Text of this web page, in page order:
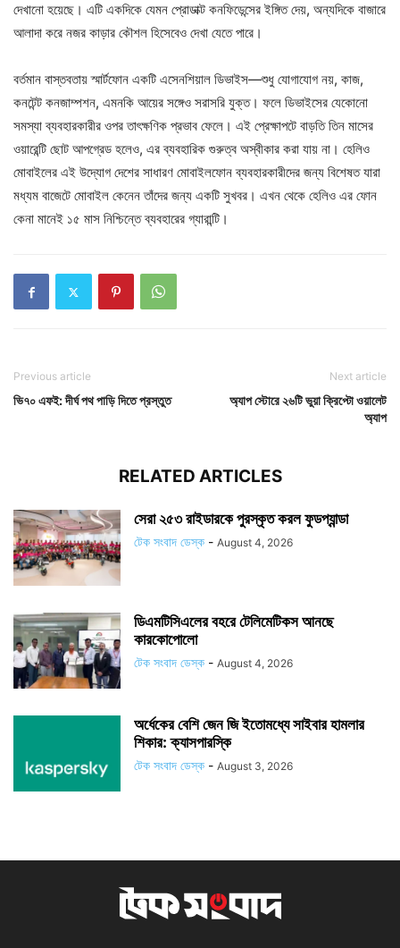
দেখানো হয়েছে। এটি একদিকে যেমন প্রোডাক্ট কনফিডেন্সের ইঙ্গিত দেয়, অন্যদিকে বাজারে
আলাদা করে নজর কাড়ার কৌশল হিসেবেও দেখা যেতে পারে।
বর্তমান বাস্তবতায় স্মার্টফোন একটি এসেনশিয়াল ডিভাইস—শুধু যোগাযোগ নয়, কাজ,
কনটেন্ট কনজাম্পশন, এমনকি আয়ের সঙ্গেও সরাসরি যুক্ত। ফলে ডিভাইসের যেকোনো
সমস্যা ব্যবহারকারীর ওপর তাৎক্ষণিক প্রভাব ফেলে। এই প্রেক্ষাপটে বাড়তি তিন মাসের
ওয়ারেন্টি ছোট আপগ্রেড হলেও, এর ব্যবহারিক গুরুত্ব অস্বীকার করা যায় না। হেলিও
মোবাইলের এই উদ্যোগ দেশের সাধারণ মোবাইলফোন ব্যবহারকারীদের জন্য বিশেষত যারা
মধ্যম বাজেটে মোবাইল কেনেন তাঁদের জন্য একটি সুখবর। এখন থেকে হেলিও এর ফোন
কেনা মানেই ১৫ মাস নিশ্চিন্তে ব্যবহারের গ্যারান্টি।
Previous article
ভি৭০ এফই: দীর্ঘ পথ পাড়ি দিতে প্রস্তুত
Next article
অ্যাপ স্টোরে ২৬টি ভুয়া ক্রিপ্টো ওয়ালেট
অ্যাপ
RELATED ARTICLES
সেরা ২৫৩ রাইডারকে পুরস্কৃত করল ফুডপ্যান্ডা
টেক সংবাদ ডেস্ক - August 4, 2026
ডিএমটিসিএলের বহরে টেলিমেটিকস আনছে
কারকোপোলো
টেক সংবাদ ডেস্ক - August 4, 2026
অর্ধেকের বেশি জেন জি ইতোমধ্যে সাইবার হামলার
শিকার: ক্যাসপারস্কি
টেক সংবাদ ডেস্ক - August 3, 2026